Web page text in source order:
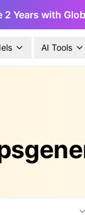
2 Years with
AI Tools